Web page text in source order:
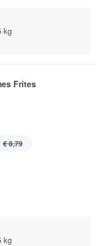
kg
Frites
€ 8,79
kg